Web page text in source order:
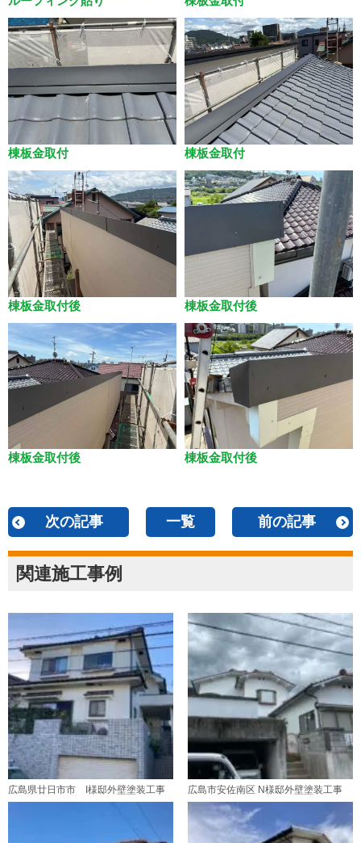
棟板金取付 棟板金取付
棟板金取付後 棟板金取付後
棟板金取付後 棟板金取付後
次の記事 一覧 前の記事
関連施工事例
広島県廿日市市 I様邸外壁塗装工事 広島市安佐南区 N様邸外壁塗装工事